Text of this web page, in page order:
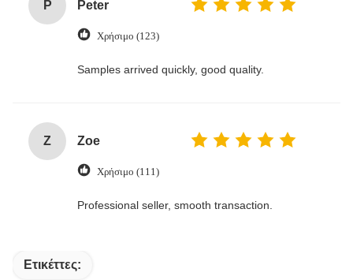
P Peter
Χρήσιμο (123)
Samples arrived quickly, good quality.
Z Zoe
Χρήσιμο (111)
Professional seller, smooth transaction.
Ετικέττες: